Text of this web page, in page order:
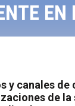
y canales
de